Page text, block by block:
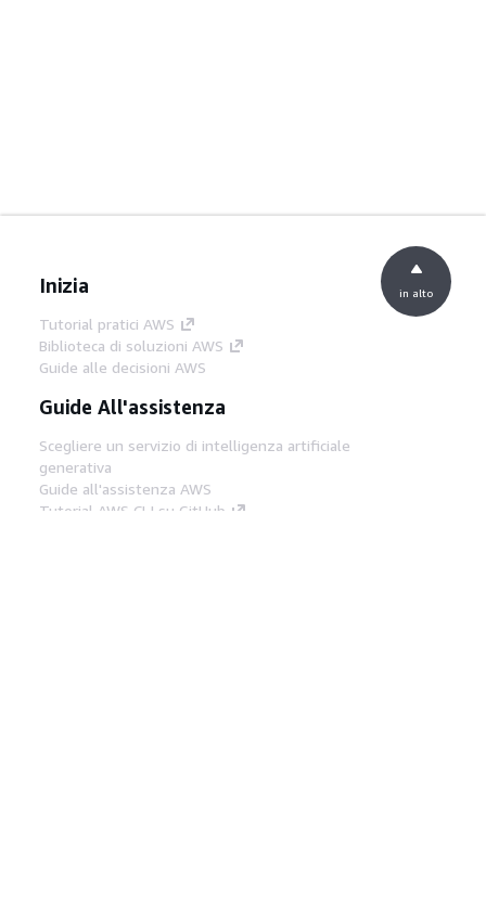
Inizia
Tutorial pratici AWS
Biblioteca di soluzioni AWS
Guide alle decisioni AWS
Guide All'assistenza
Scegliere un servizio di intelligenza artificiale
generativa
Guide all'assistenza AWS
Tutorial AWS CLI su GitHub
in alto